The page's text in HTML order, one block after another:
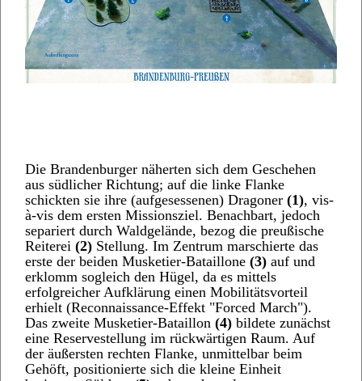
Die Brandenburger näherten sich dem Geschehen
aus südlicher Richtung; auf die linke Flanke
schickten sie ihre (aufgesessenen) Dragoner (1), vis-
à-vis dem ersten Missionsziel. Benachbart, jedoch
separiert durch Waldgelände, bezog die preußische
Reiterei (2) Stellung. Im Zentrum marschierte das
erste der beiden Musketier-Bataillone (3) auf und
erklomm sogleich den Hügel, da es mittels
erfolgreicher Aufklärung einen Mobilitätsvorteil
erhielt (Reconnaissance-Effekt "Forced March").
Das zweite Musketier-Bataillon (4) bildete zunächst
eine Reservestellung im rückwärtigen Raum. Auf
der äußersten rechten Flanke, unmittelbar beim
Gehöft, positionierte sich die kleine Einheit